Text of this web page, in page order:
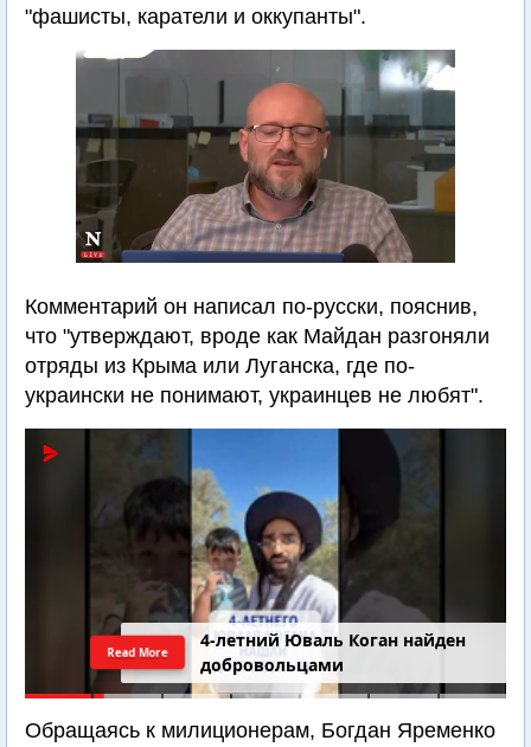
"фашисты, каратели и оккупанты".
Комментарий он написал по-русски, пояснив,
что "утверждают, вроде как Майдан разгоняли
отряды из Крыма или Луганска, где по-
украински не понимают, украинцев не любят".
4-летний Юваль Коган найден
добровольцами
Read More
Обращаясь к милиционерам, Богдан Яременко